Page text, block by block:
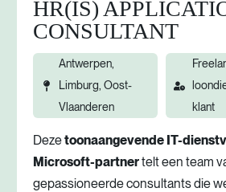
HR(IS)
CONSULTANT
Antwerpen,
Limburg, Oost-
Vlaanderen
klant
Dezetoonaangevende IT-
Microsoft-partnertelt een team
gepassioneerde consultants die